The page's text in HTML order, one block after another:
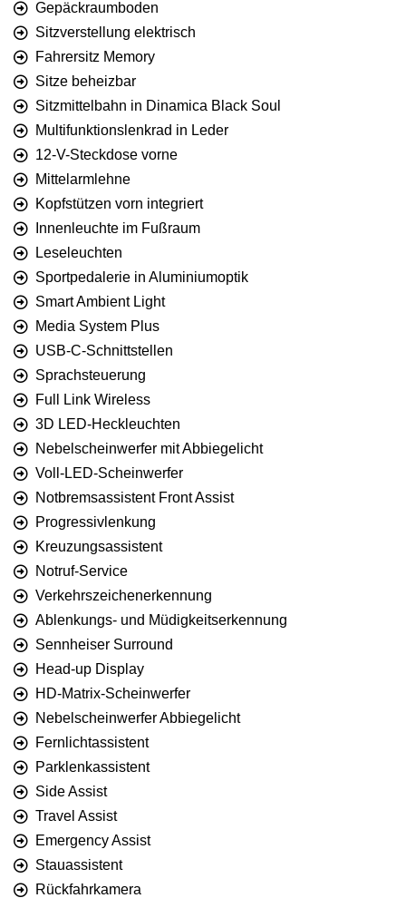
Gepäckraumboden
Sitzverstellung elektrisch
Fahrersitz Memory
Sitze beheizbar
Sitzmittelbahn in Dinamica Black Soul
Multifunktionslenkrad in Leder
12-V-Steckdose vorne
Mittelarmlehne
Kopfstützen vorn integriert
Innenleuchte im Fußraum
Leseleuchten
Sportpedalerie in Aluminiumoptik
Smart Ambient Light
Media System Plus
USB-C-Schnittstellen
Sprachsteuerung
Full Link Wireless
3D LED-Heckleuchten
Nebelscheinwerfer mit Abbiegelicht
Voll-LED-Scheinwerfer
Notbremsassistent Front Assist
Progressivlenkung
Kreuzungsassistent
Notruf-Service
Verkehrszeichenerkennung
Ablenkungs- und Müdigkeitserkennung
Sennheiser Surround
Head-up Display
HD-Matrix-Scheinwerfer
Nebelscheinwerfer Abbiegelicht
Fernlichtassistent
Parklenkassistent
Side Assist
Travel Assist
Emergency Assist
Stauassistent
Rückfahrkamera